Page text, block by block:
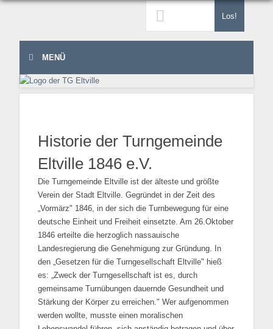
Los!
MENÜ
Historie der Turngemeinde
Eltville 1846 e.V.
Die Turngemeinde Eltville ist der älteste und größte
Verein der Stadt Eltville. Gegründet in der Zeit des
„Vormärz" 1846, in der sich die Turnbewegung für eine
deutsche Einheit und Freiheit einsetzte. Am 26.Oktober
1846 erteilte die herzoglich nassauische
Landesregierung die Genehmigung zur Gründung. In
den „Gesetzen für die Turngesellschaft Eltville" hieß
es: „Zweck der Turngesellschaft ist es, durch
gemeinsame Turnübungen dauernde Gesundheit und
Stärkung der Körper zu erreichen." Wer aufgenommen
werden wollte, musste einen moralischen